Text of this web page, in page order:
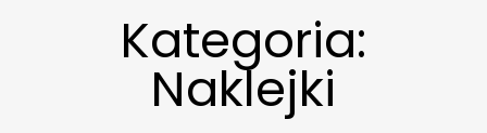
Kategoria:
Naklejki